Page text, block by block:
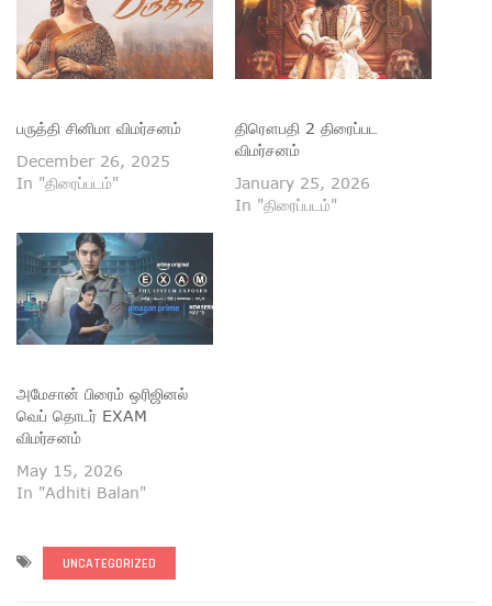
பருத்தி சினிமா விமர்சனம்
December 26, 2025
In "திரைப்படம்"
திரௌபதி 2 திரைப்பட
விமர்சனம்
January 25, 2026
In "திரைப்படம்"
அமேசான் பிரைம் ஒரிஜினல்
வெப் தொடர் EXAM
விமர்சனம்
May 15, 2026
In "Adhiti Balan"
UNCATEGORIZED